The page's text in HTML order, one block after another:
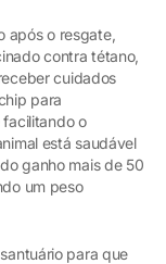
após o resgate,
contra tétano,
cuidados
para
o
está saudável
ganho mais de 50
um peso
para que